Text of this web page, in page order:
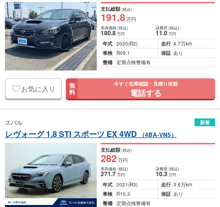
支払総額(税込)
191.8万円
車両価格(税込)
180.8万円
諸費用 (税込)
11.0 万円
年式 2020(R2) 走行 8.7万km
車検
R09.1 保証 あり
整備 定期点検整備有
お気に入り 無
料
今すぐ在庫確認・見積り依頼
電話する
スバル 新着
レヴォーグ 1.8 STI スポーツ EX 4WD （4BA-VN5）
支払総額(税込)
282万円
車両価格(税込)
271.7万円
諸費用 (税込)
10.3 万円
年式 2021(R3) 走行 3.6万km
車検
R10.3 保証 あり
整備 定期点検整備有